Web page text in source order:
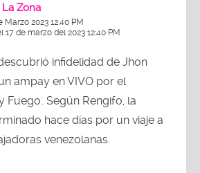
Zona
Marzo 2023 12:40 PM
de marzo del 2023 12:40 PM
infidelidad de Jhon
ampay en VIVO por el
Fuego'. Según Rengifo, la
hace días por un viaje a
venezolanas.